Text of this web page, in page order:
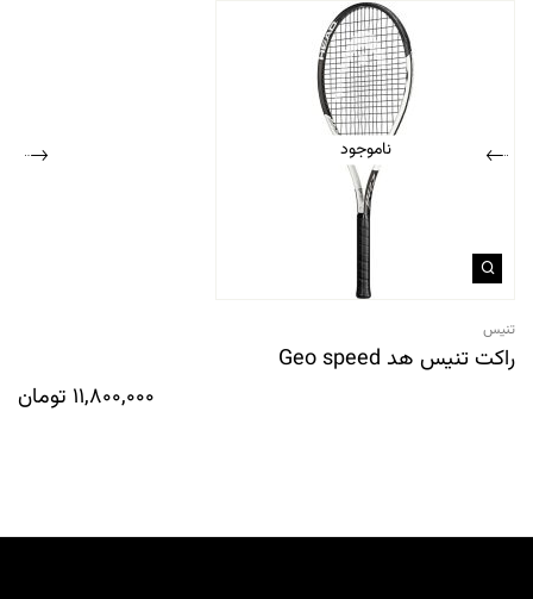
ناموجود
تنیس
راکت تنیس هد Geo speed
11,800,000 تومان